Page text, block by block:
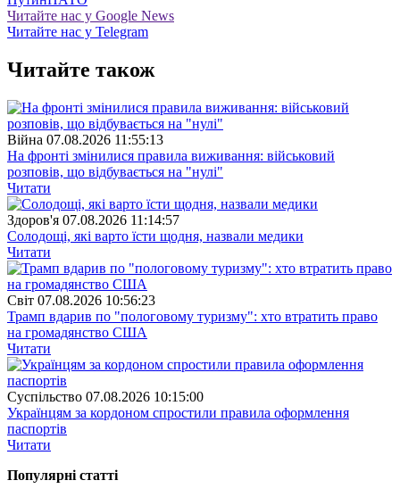
Читайте нас у Google News
Читайте нас у Telegram
Читайте також
Війна 07.08.2026 11:55:13
На фронті змінилися правила виживання: військовий
розповів, що відбувається на "нулі"
Читати
Здоров'я 07.08.2026 11:14:57
Солодощі, які варто їсти щодня, назвали медики
Читати
Свiт 07.08.2026 10:56:23
Трамп вдарив по "пологовому туризму": хто втратить право
на громадянство США
Читати
Суспiльство 07.08.2026 10:15:00
Українцям за кордоном спростили правила оформлення
паспортів
Читати
Популярнi статтi